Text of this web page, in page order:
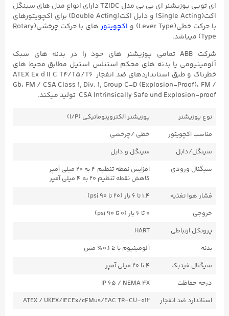
ای توپی پوزیشنر ای بی بی مدل TZIDC دارای انواع مدل های سینگل
اکت(Single Acting) و دابل اکت(Double Acting) برای اکچویتورهای
با حرکت خطی(Lever Type) و
اکچویتور
های با حرکت چرخشی(Rotary
Type) میباشد.
شرکت ABB تمامی پوزیشنر های خود را در بدنه های سبک
آلومینیومی یا بدنه های محکم استنلس استیل مطابق محیط های
خطرناک و طبق استانداردهای ضد انفجار ATEX Ex d II C T4/T5/T6
Gb، FM / CSA Class ۱, Div. ۱, Group C-D (Explosion-Proof)، FM /
CSA Intrinsically Safe und Explosion-proof تولید میکند.
نوع پوزیشنر
پوزیشنر الکتروپنوماتیکی (I/P)
مناسب اکچویتور
خطی /چرخشی
سینگل/دابل
سینگل و دابل
سیگنال ورودی
افزایش نقطه تنظیم ۴ به ۲۰ میلی آمپر
کاهش نقطه تنظیم ۲۰ به ۴ میلی آمپر
فشار هوا تغذیه
۱.۴ تا ۶ بار (۲۰ تا ۹۰ psi)
خروجی
۰ تا ۶ بار (۰ تا ۹۰ psi)
پروتکل ارتباطی
HART
بدنه
آلومینیوم با ≤ ۰.۱٪ مس
سیگنال فیدبک
۴ تا ۲۰ میلی آمپر
درجه حفاظت
IP 65 / NEMA 4X
استاندارد ضد انفجار
ATEX / UKEX/IECEx/cFMus/EAC TR-CU-012